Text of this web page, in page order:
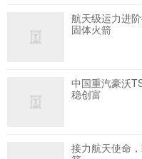
航天级运力进
固体火箭
中国重汽豪沃
稳创富
接力航天使命